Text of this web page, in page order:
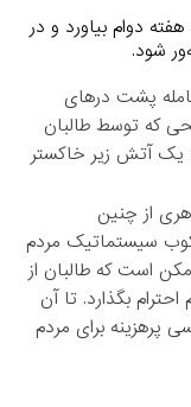
دوام بیاورد و در
شود.
پشت درهای
که توسط طالبان
یک آتش زیر خاکستر
از چنین
سیستماتیک مردم
است که طالبان از
بگذارد. تا آن
پرهزینه برای مردم